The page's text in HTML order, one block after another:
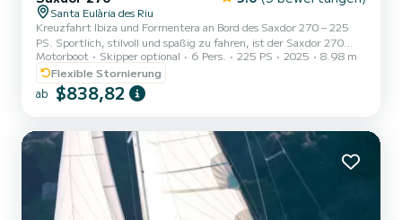
Santa Eulària des Riu
Kreuzfahrt Ibiza und Formentera an Bord des Saxdor 270 – 225
PS. Sportlich, stilvoll und spaßig zu fahren, ist der Saxdor 270
perfekt für einen Tag voller Abenteuer auf dem Wasser. Mit einem
leistungsstarken 225 PS Motor, geräumigen Sonnenliegen und
einem komfortablen Decklayout ist er ideal, um versteckte
Buchten, Strandclubs und türkisfarbene Buchten zu entdecken.
möchten, dieses Boot bietet die perfekte Ibiza-Erfahrung!
Motorboot Skipper optional 6 Pers. 225 PS 2025
8.98 m
Flexible Stornierung
ab $838,82